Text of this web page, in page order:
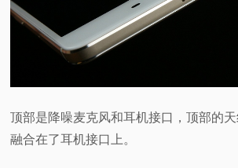
顶部是降噪麦克风和耳机接口，顶部的
融合在了耳机接口上。